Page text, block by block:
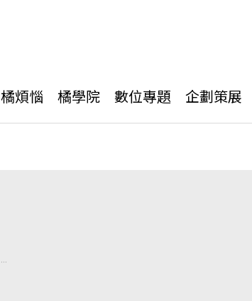
橘煩惱 橘學院 數位專題 企劃策展